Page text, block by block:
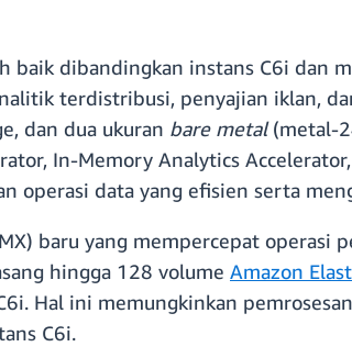
dibandingkan instans C6i dan
terdistribusi, penyajian iklan,
dan dua ukuran bare metal(metal-
In-Memory Analytics
operasi data yang efisien serta
baru yang mempercepat operasi
hingga 128 volume Amazon
Hal ini memungkinkan
C6i.